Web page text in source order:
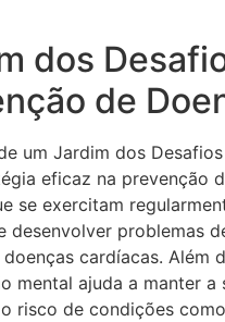
dos
de
um Jardim dos
eficaz na prevenção
se exercitam
desenvolver problemas
cardíacas. Além
mental ajuda a manter a
risco de condições